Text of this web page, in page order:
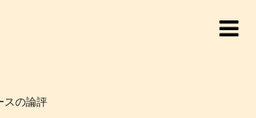
スの論評